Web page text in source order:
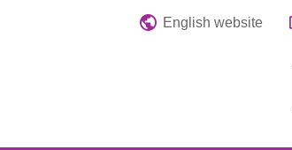
English website